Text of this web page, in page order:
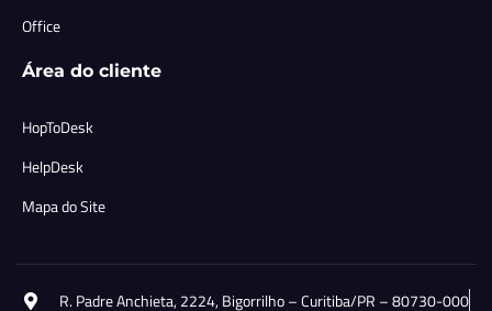
Office
Área do cliente
HopToDesk
HelpDesk
Mapa do Site
R. Padre Anchieta, 2224, Bigorrilho – Curitiba/PR – 80730-000